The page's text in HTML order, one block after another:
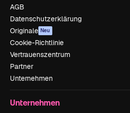
AGB
Datenschutzerklärung
Originale Neu
Cookie-Richtlinie
Vertrauenszentrum
Partner
Unternehmen
Unternehmen